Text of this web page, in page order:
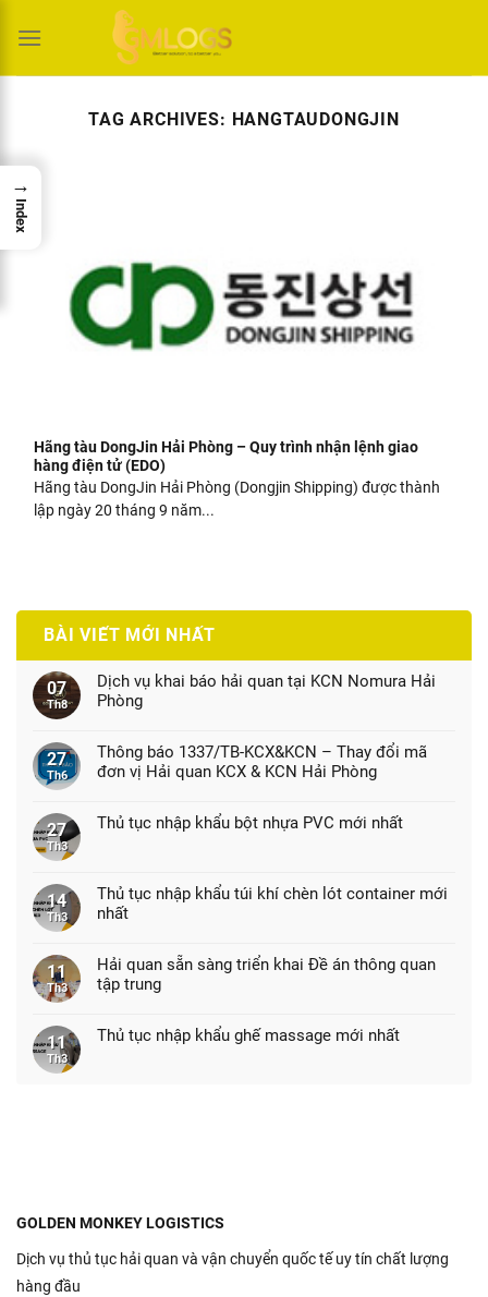
TAG ARCHIVES: HANGTAUDONGJIN
Hãng tàu DongJin Hải Phòng – Quy trình nhận lệnh giao
hàng điện tử (EDO)
Hãng tàu DongJin Hải Phòng (Dongjin Shipping) được thành
lập ngày 20 tháng 9 năm...
BÀI VIẾT MỚI NHẤT
07
Th8
Dịch vụ khai báo hải quan tại KCN Nomura Hải
Phòng
27
Th6
Thông báo 1337/TB-KCX&KCN – Thay đổi mã
đơn vị Hải quan KCX & KCN Hải Phòng
27
Th3
Thủ tục nhập khẩu bột nhựa PVC mới nhất
14
Th3
Thủ tục nhập khẩu túi khí chèn lót container mới
nhất
11
Th3
Hải quan sẵn sàng triển khai Đề án thông quan
tập trung
11
Th3
Thủ tục nhập khẩu ghế massage mới nhất
GOLDEN MONKEY LOGISTICS
Dịch vụ thủ tục hải quan và vận chuyển quốc tế uy tín chất lượng
hàng đầu
→
Index